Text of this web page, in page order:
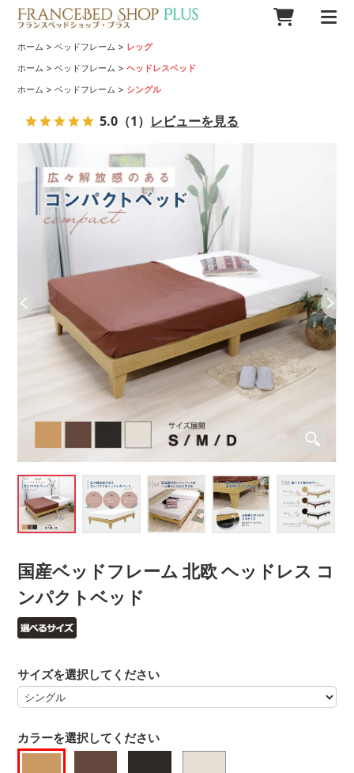
ホーム >ベッドフレーム > レッグ
ホーム >ベッドフレーム >ヘッドレスベッド
ホーム >ベッドフレーム > シングル
国産ベッドフレーム 北欧 ヘッドレス コ
ンパクトベッド
カラーを選択してください
サイズを選択してください
5.0 （1） レビューを見る